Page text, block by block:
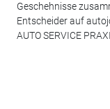
Geschehnisse
Entscheider auf
AUTO SERVICE